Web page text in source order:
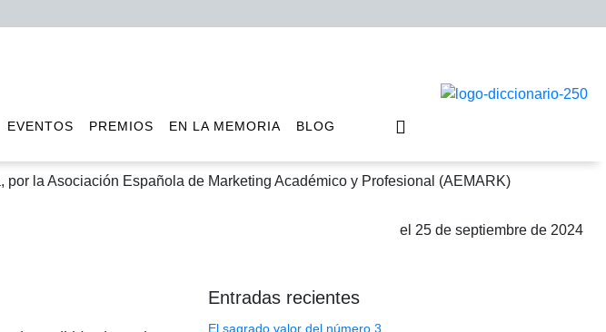
EVENTOS PREMIOS EN LA MEMORIA BLOG
la Asociación Española de Marketing Académico y Profesional (AEMARK)
el 25 de septiembre de 2024
Entradas recientes
El sagrado valor del número 3